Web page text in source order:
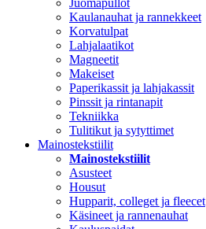
Juomapullot
Kaulanauhat ja rannekkeet
Korvatulpat
Lahjalaatikot
Magneetit
Makeiset
Paperikassit ja lahjakassit
Pinssit ja rintanapit
Tekniikka
Tulitikut ja sytyttimet
Mainostekstiilit
Mainostekstiilit
Asusteet
Housut
Hupparit, colleget ja fleecet
Käsineet ja rannenauhat